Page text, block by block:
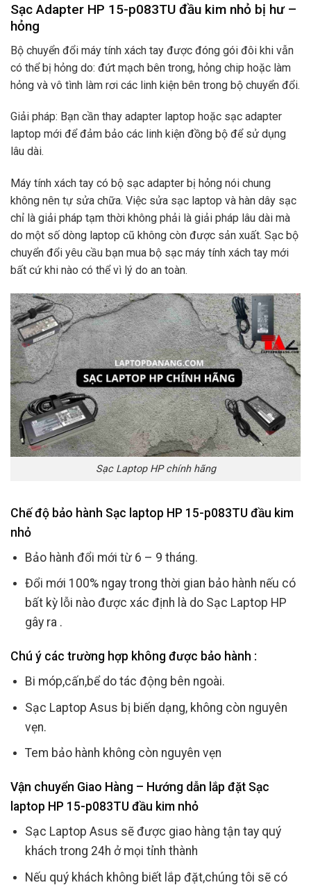
Sạc Adapter HP 15-p083TU đầu kim nhỏ bị hư –
hỏng
Bộ chuyển đổi máy tính xách tay được đóng gói đôi khi vẫn
có thể bị hỏng do: đứt mạch bên trong, hỏng chip hoặc làm
hỏng và vô tình làm rơi các linh kiện bên trong bộ chuyển đổi.
Giải pháp: Bạn cần thay adapter laptop hoặc sạc adapter
laptop mới để đảm bảo các linh kiện đồng bộ để sử dụng
lâu dài.
Máy tính xách tay có bộ sạc adapter bị hỏng nói chung
không nên tự sửa chữa. Việc sửa sạc laptop và hàn dây sạc
chỉ là giải pháp tạm thời không phải là giải pháp lâu dài mà
do một số dòng laptop cũ không còn được sản xuất. Sạc bộ
chuyển đổi yêu cầu bạn mua bộ sạc máy tính xách tay mới
bất cứ khi nào có thể vì lý do an toàn.
Sạc Laptop HP chính hãng
Chế độ bảo hành Sạc laptop HP 15-p083TU đầu kim
nhỏ
Bảo hành đổi mới từ 6 – 9 tháng.
Đổi mới 100% ngay trong thời gian bảo hành nếu có
bất kỳ lỗi nào được xác định là do Sạc Laptop HP
gây ra .
Chú ý các trường hợp không được bảo hành :
Bi móp,cấn,bể do tác động bên ngoài.
Sạc Laptop Asus bị biến dạng, không còn nguyên
vẹn.
Tem bảo hành không còn nguyên vẹn
Vận chuyển Giao Hàng – Hướng dẫn lắp đặt Sạc
laptop HP 15-p083TU đầu kim nhỏ
Sạc Laptop Asus sẽ được giao hàng tận tay quý
khách trong 24h ở mọi tỉnh thành
Nếu quý khách không biết lắp đặt,chúng tôi sẽ có